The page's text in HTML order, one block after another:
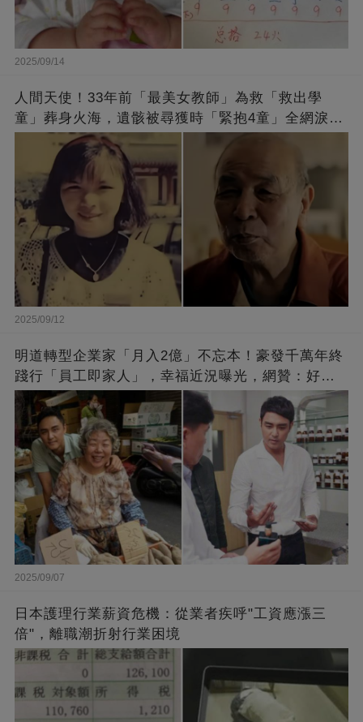
2025/09/14
人間天使！33年前「最美女教師」為救「救出學
童」葬身火海，遺骸被尋獲時「緊抱4童」全網淚
崩：真正的英雄不該被遺忘
2025/09/12
明道轉型企業家「月入2億」不忘本！豪發千萬年終
踐行「員工即家人」，幸福近況曝光，網贊：好老
闆的福報
2025/09/07
日本護理行業薪資危機：從業者疾呼"工資應漲三
倍"，離職潮折射行業困境